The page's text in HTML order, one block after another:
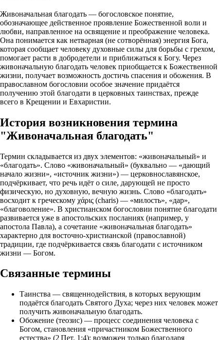
Живоначальная благодать — богословское понятие,
обозначающее действенное проявление Божественной воли и
любви, направленное на освящение и преображение человека.
Она понимается как нетварная (не сотворённая) энергия Бога,
которая сообщает человеку духовные силы для борьбы с грехом,
помогает расти в добродетели и приближаться к Богу. Через
живоначальную благодать человек приобщается к Божественной
жизни, получает возможность достичь спасения и обожения. В
православном богословии особое значение придаётся
получению этой благодати в церковных таинствах, прежде
всего в Крещении и Евхаристии.
История возникновения термина
"Живоначальная благодать"
Термин складывается из двух элементов: «живоначальный» и
«благодать». Слово «живоначальный» (буквально — «дающий
начало жизни», «источник жизни») — церковнославянское,
подчёркивает, что речь идёт о силе, дарующей не просто
физическую, но духовную, вечную жизнь. Слово «благодать»
восходит к греческому χάρις (charis) — «милость», «дар»,
«благоволение». В христианском богословии понятие благодати
развивается уже в апостольских посланиях (например, у
апостола Павла), а сочетание «живоначальная благодать»
характерно для восточно‑христианской (православной)
традиции, где подчёркивается связь благодати с источником
жизни — Богом.
Связанные термины
Таинства — священнодействия, в которых верующим
подаётся благодать Святого Духа; через них человек может
получить живоначальную благодать.
Обожение (теозис) — процесс соединения человека с
Богом, становления «причастником Божественного
естества» (2 Пет. 1:4); возможен только благодаря